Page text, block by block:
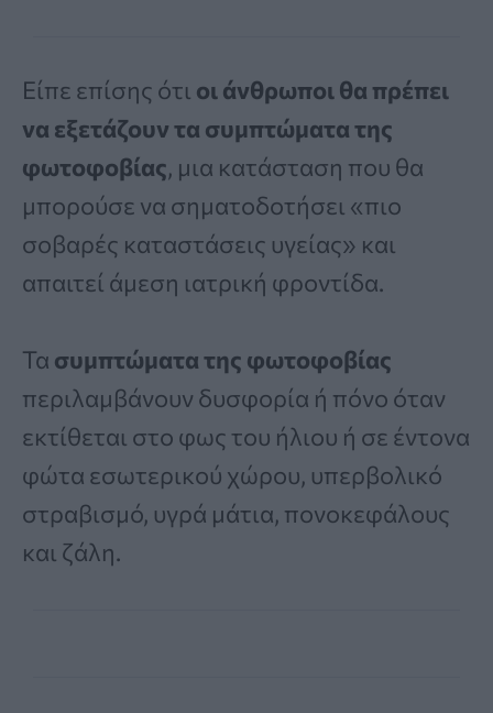
Είπε επίσης ότι οι άνθρωποι θα πρέπει
να εξετάζουν τα συμπτώματα της
φωτοφοβίας, μια κατάσταση που θα
μπορούσε να σηματοδοτήσει «πιο
σοβαρές καταστάσεις υγείας» και
απαιτεί άμεση ιατρική φροντίδα.
Τα συμπτώματα της φωτοφοβίας
περιλαμβάνουν δυσφορία ή πόνο όταν
εκτίθεται στο φως του ήλιου ή σε έντονα
φώτα εσωτερικού χώρου, υπερβολικό
στραβισμό, υγρά μάτια, πονοκεφάλους
και ζάλη.